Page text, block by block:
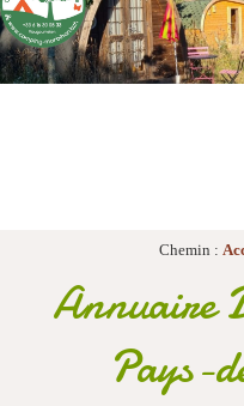
Chemin :
Annuaire
Pays-